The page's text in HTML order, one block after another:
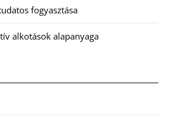
fogyasztása
alkotások alapanyaga